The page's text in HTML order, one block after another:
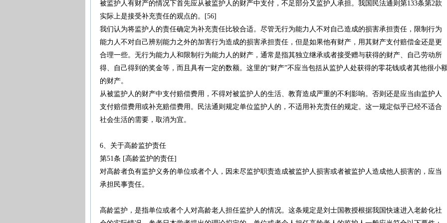
被监护人有财产的情况下首先应从被监护人的财产中支付，不足部分又监护人承担。我国民法通则第133条第2款
实际上是接受补充责任的观点的。[56]
我们认为将监护人的责任确定为补充责任比较合适。尽管无行为能力人不对自己造成的损害承担责任，限制行为
能力人不对自己辨别能力之外的加害行为造成的损害承担责任，但是如果他有财产，用其财产支付赔偿金还是更
合理一些。无行为能力人和限制行为能力人的财产，通常是指其独立继承或者接受赠与获得的财产、自己劳动所
得、自己得到的奖金等，而且具有一定的数额。这里的“财产”不应当包括从监护人处获得的零花钱或者其他很小
的财产。
从被监护人的财产中支付赔偿费用，不得对被监护人的生活、教育造成严重的不利影响。否则还是应当由监护人
支付赔偿费用或补充赔偿费用。民法通则规定单位监护人的，不适用补充责任的规定。这一规定似乎已经不适合
社会生活的需要，取消为宜。
6、关于高龄监护责任
第51条 [高龄监护的责任]
对高龄者负有监护义务的单位或者个人，因未尽监护职责造成被监护人损害或者被监护人造成他人损害的，应当
承担民事责任。
高龄监护，是指单位或者个人对高龄老人担任监护人的情况。这条规定是刘士国教授根据我国快速进入老龄化社